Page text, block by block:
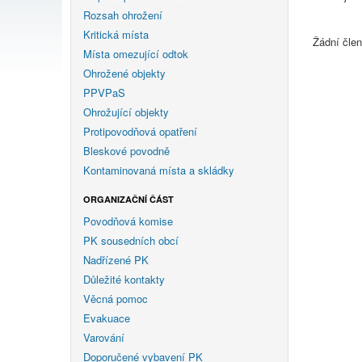
Rozsah ohrožení
Kritická místa
Místa omezující odtok
Ohrožené objekty
PPVPaS
Ohrožující objekty
Protipovodňová opatření
Bleskové povodně
Kontaminovaná místa a skládky
ORGANIZAČNÍ ČÁST
Povodňová komise
PK sousedních obcí
Nadřízené PK
Důležité kontakty
Věcná pomoc
Evakuace
Varování
Doporučené vybavení PK
Žádní